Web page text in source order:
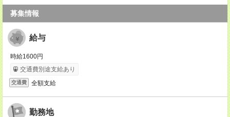
募集情報
給与
時給1600円
交通費別途支給あり
交通費 全額支給
勤務地